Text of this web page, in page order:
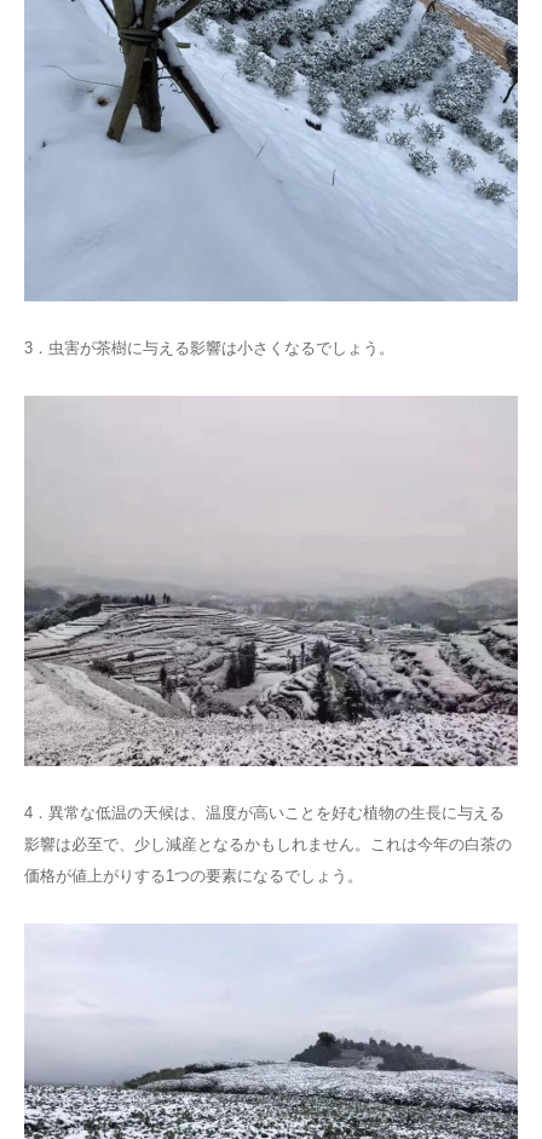
3．虫害が茶樹に与える影響は小さくなるでしょう。
4．異常な低温の天候は、温度が高いことを好む植物の生長に与える
影響は必至で、少し減産となるかもしれません。これは今年の白茶の
価格が値上がりする1つの要素になるでしょう。